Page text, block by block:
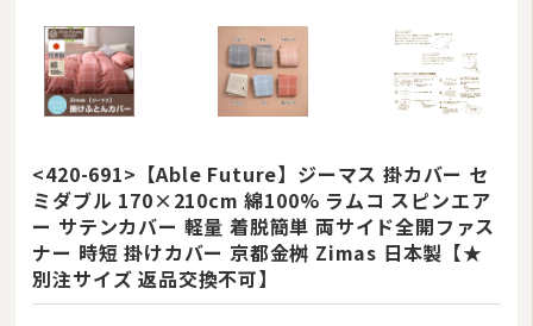
<420-691>【Able Future】ジーマス 掛カバー セ
ミダブル 170×210cm 綿100% ラムコ スピンエア
ー サテンカバー 軽量 着脱簡単 両サイド全開ファス
ナー 時短 掛けカバー 京都金桝 Zimas 日本製【★
別注サイズ 返品交換不可】
2026/08
日 月 火 水 木 金
土